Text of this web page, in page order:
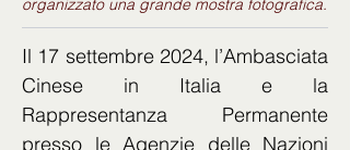
organizzato una grande mostra fotografica.
Il 17 settembre 2024, l’Ambasciata
Cinese in Italia e la
Rappresentanza Permanente
presso le Agenzie delle Nazioni